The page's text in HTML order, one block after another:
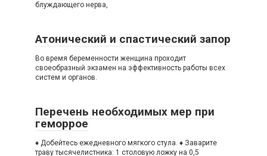
блуждающего нерва,
Атонический и спастический запор
Вo время беременности женщина проходит
своеобразный экзамен на эффективность работы всех
систем и органов.
Перечень необходимых мер при
геморрое
♦ Добейтесь ежедневного мягкого стула. ♦ Заварите
траву тысячелистника: 1 столовую ложку на 0,5